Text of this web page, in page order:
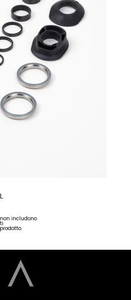
includono